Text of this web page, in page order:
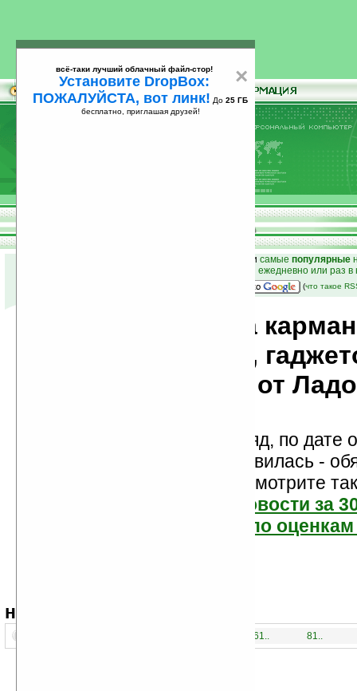
25
и самые популярные
на email ежедневно или раз
(что такое
Новости мира
компьютеров,
мобильности от
Новости показаны подряд, по дате
Если новость вам понравилась -
проголосуйте! Посмотрите
самые читаемые новости за
самые лучшие новости по оценкам
навигация:
61.. 81..
×
всё-таки лучший облачный файл-стор!
Установите DropBox:
ПОЖАЛУЙСТА, вот линк! До 25 ГБ
бесплатно, приглашая друзей!